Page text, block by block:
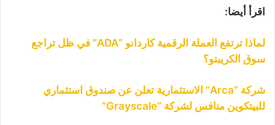
اقرأ أيضا:
لماذا ترتفع العملة الرقمية كاردانو “ADA” في ظل تراجع
سوق الكريبتو؟
شركة “Arca” الاستثمارية تعلن عن صندوق استثماري
للبيتكوين منافس لشركة “Grayscale”